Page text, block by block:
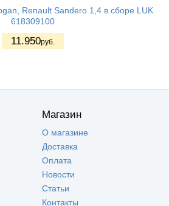
Renault Sandero 1,4 в сборе LUK
618309100
11.950руб.
Магазин
О магазине
Доставка
Оплата
Новости
Статьи
Контакты